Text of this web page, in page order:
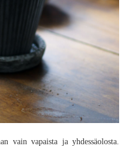
vain vapaista ja yhdessäolosta.